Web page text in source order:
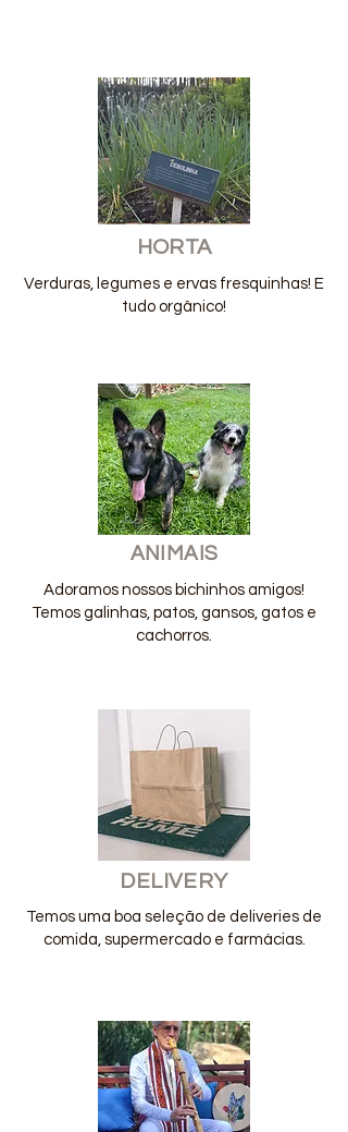
HORTA
Verduras, legumes e ervas fresquinhas! E
tudo orgânico!
ANIMAIS
Adoramos nossos bichinhos amigos!
Temos galinhas, patos, gansos, gatos e
cachorros.
DELIVERY
Temos uma boa seleção de deliveries de
comida, supermercado e farmácias.